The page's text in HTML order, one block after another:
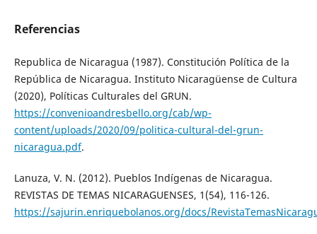
Referencias
Republica de Nicaragua (1987). Constitución Política de la
República de Nicaragua. Instituto Nicaragüense de Cultura
(2020), Políticas Culturales del GRUN.
https://convenioandresbello.org/cab/wp-
content/uploads/2020/09/politica-cultural-del-grun-
nicaragua.pdf.
Lanuza, V. N. (2012). Pueblos Indígenas de Nicaragua.
REVISTAS DE TEMAS NICARAGUENSES, 1(54), 116-126.
https://sajurin.enriquebolanos.org/docs/